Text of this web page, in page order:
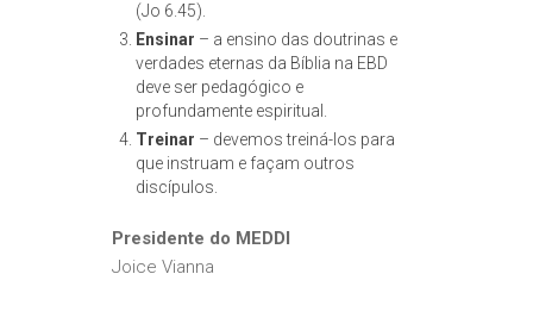
(Jo 6.45).
Ensinar – a ensino das doutrinas e
verdades eternas da Bíblia na EBD
deve ser pedagógico e
profundamente espiritual.
Treinar – devemos treiná-los para
que instruam e façam outros
discípulos.
Presidente do MEDDI
Joice Vianna